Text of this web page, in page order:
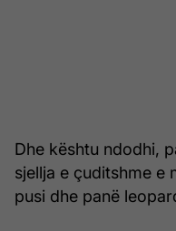
Dhe kështu ndodhi,
sjellja e çuditshme e
pusi dhe panë